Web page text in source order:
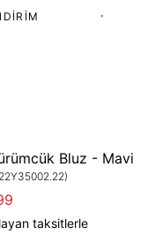
Bluz - Mavi
taksitlerle